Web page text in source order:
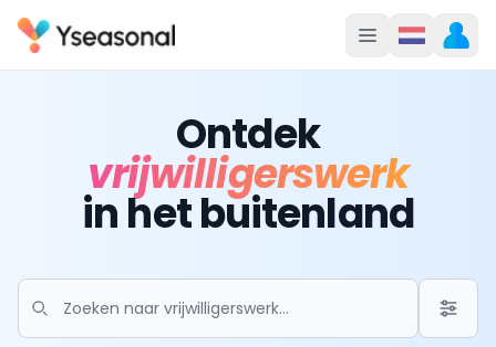
Ontdek
vrijwilligerswerk
in het buitenland